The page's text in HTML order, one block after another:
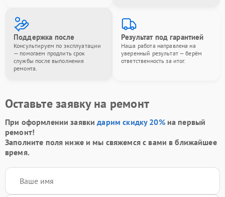
Поддержка после
Консультируем по эксплуатации
— помогаем продлить срок
службы после выполнения
ремонта.
Результат под гарантией
Наша работа направлена на
уверенный результат — берём
ответственность за итог.
Оставьте заявку на ремонт
При оформлении заявкидарим скидку 20%на первый
ремонт!
Заполните поля ниже и мы свяжемся с вами в ближайшее
время.